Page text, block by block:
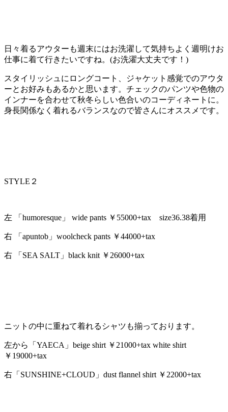
日々着るアウターも週末にはお洗濯して気持ちよく週明けお
仕事に着て行きたいですね。(お洗濯大丈夫です！)
スタイリッシュにロングコート、ジャケット感覚でのアウタ
ーとお好みもあるかと思います。チェックのパンツや色物の
インナーを合わせて秋冬らしい色合いのコーディネートに。
身長関係なく着れるバランスなので皆さんにオススメです。
STYLE２
左 「humoresque」 wide pants ￥55000+tax size36.38着用
右 「apuntob」woolcheck pants ￥44000+tax
右 「SEA SALT」black knit ￥26000+tax
ニットの中に重ねて着れるシャツも揃っております。
左から「YAECA」beige shirt ￥21000+tax white shirt
￥19000+tax
右「SUNSHINE+CLOUD」dust flannel shirt ￥22000+tax